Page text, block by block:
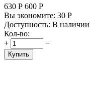
630 Р 600 Р
Вы экономите: 30 Р
Доступность: В наличии
Кол-во:
+
−
Купить